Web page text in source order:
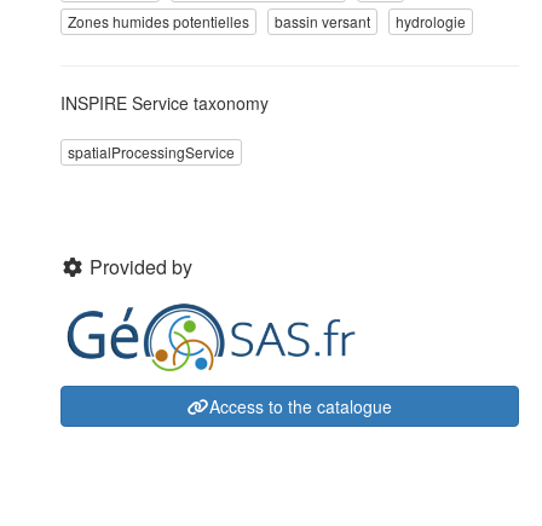
Zones humides potentielles
bassin versant hydrologie
INSPIRE Service taxonomy
spatialProcessingService
Provided by
Access to the catalogue